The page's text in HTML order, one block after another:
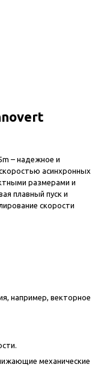
– надежное и
асинхронных
размерами и
плавный пуск и
скорости
например, векторное
механические